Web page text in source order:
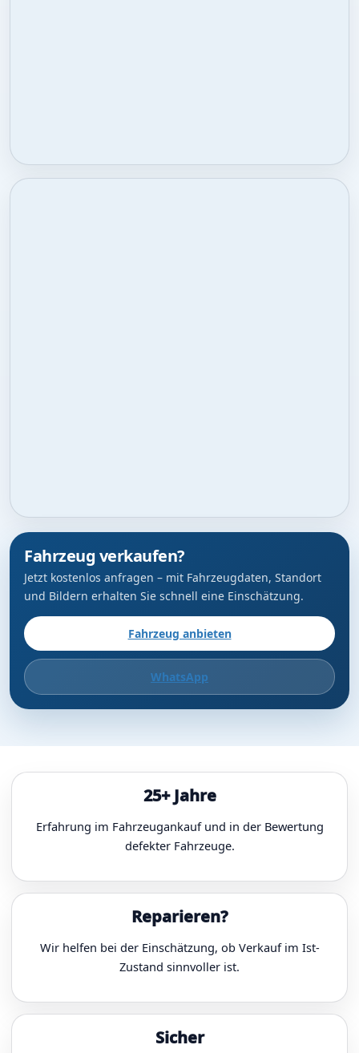
Fahrzeug verkaufen?
Jetzt kostenlos anfragen – mit Fahrzeugdaten, Standort
und Bildern erhalten Sie schnell eine Einschätzung.
Fahrzeug anbieten
WhatsApp
25+ Jahre
Erfahrung im Fahrzeugankauf und in der Bewertung
defekter Fahrzeuge.
Reparieren?
Wir helfen bei der Einschätzung, ob Verkauf im Ist-
Zustand sinnvoller ist.
Sicher